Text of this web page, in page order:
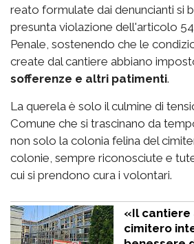
reato formulate dai denuncianti si
presunta violazione dell'articolo
Penale, sostenendo che le
create dal cantiere abbiano
sofferenze e altri patimenti.
La querela è solo il culmine di
Comune che si trascinano da
non solo la colonia felina del
colonie, sempre riconosciute e
cui si prendono cura i volontari.
«Il
cimitero